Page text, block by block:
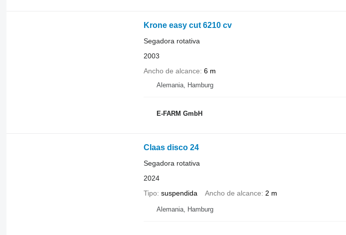
Krone easy cut 6210 cv
Segadora rotativa
2003
Ancho de alcance 6 m
Alemania, Hamburg
E-FARM GmbH
Claas disco 24
Segadora rotativa
2024
Tipo suspendida Ancho de alcance 2 m
Alemania, Hamburg